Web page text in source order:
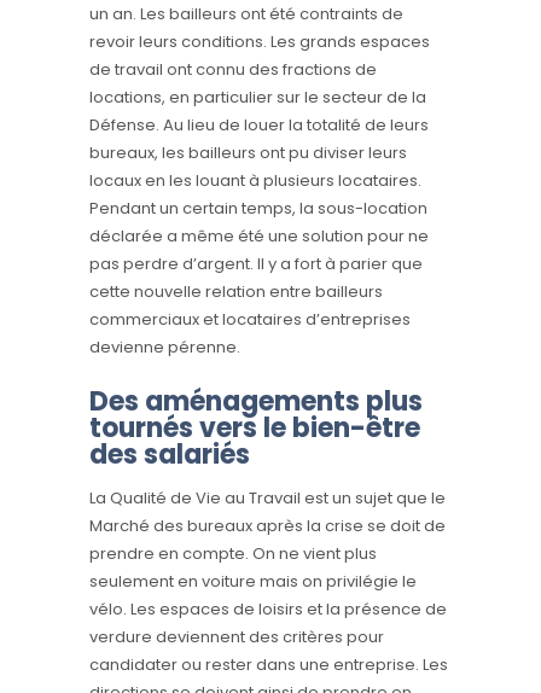
un an. Les bailleurs ont été contraints de
revoir leurs conditions. Les grands espaces
de travail ont connu des fractions de
locations, en particulier sur le secteur de la
Défense. Au lieu de louer la totalité de leurs
bureaux, les bailleurs ont pu diviser leurs
locaux en les louant à plusieurs locataires.
Pendant un certain temps, la sous-location
déclarée a même été une solution pour ne
pas perdre d’argent. Il y a fort à parier que
cette nouvelle relation entre bailleurs
commerciaux et locataires d’entreprises
devienne pérenne.
Des aménagements plus
tournés vers le bien-être
des salariés
La Qualité de Vie au Travail est un sujet que le
Marché des bureaux après la crise se doit de
prendre en compte. On ne vient plus
seulement en voiture mais on privilégie le
vélo. Les espaces de loisirs et la présence de
verdure deviennent des critères pour
candidater ou rester dans une entreprise. Les